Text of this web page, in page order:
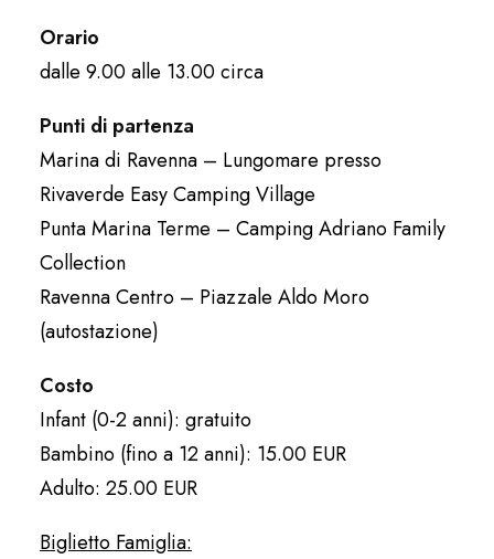
Orario
dalle 9.00 alle 13.00 circa
Punti di partenza
Marina di Ravenna – Lungomare presso
Rivaverde Easy Camping Village
Punta Marina Terme – Camping Adriano Family
Collection
Ravenna Centro – Piazzale Aldo Moro
(autostazione)​
Costo
Infant (0-2 anni): gratuito
Bambino (fino a 12 anni): 15.00 EUR
Adulto: 25.00 EUR
Biglietto Famiglia: